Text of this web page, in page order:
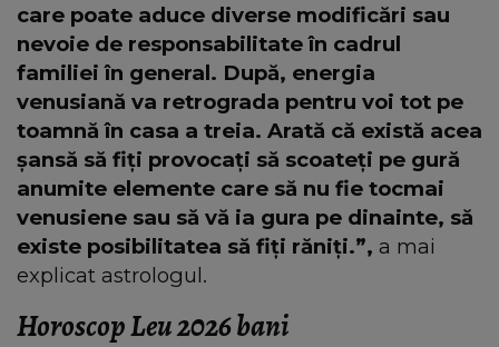
care poate aduce diverse modificări sau
nevoie de responsabilitate în cadrul
familiei în general. După, energia
venusiană va retrograda pentru voi tot pe
toamnă în casa a treia. Arată că există acea
șansă să fiți provocați să scoateți pe gură
anumite elemente care să nu fie tocmai
venusiene sau să vă ia gura pe dinainte, să
existe posibilitatea să fiți răniți.”, a mai
explicat astrologul.
Horoscop Leu 2026 bani